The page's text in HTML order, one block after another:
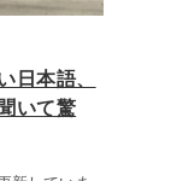
日本語、
いて驚